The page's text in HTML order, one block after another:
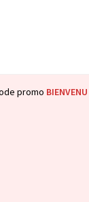
promo BIENVENU